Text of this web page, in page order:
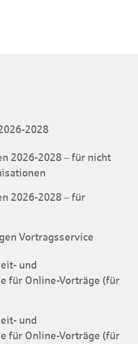
2028
2026-2028 – für nicht
2026-2028 – für
Vortragsservice
und
für Online-Vorträge (für
und
für Online-Vorträge (für